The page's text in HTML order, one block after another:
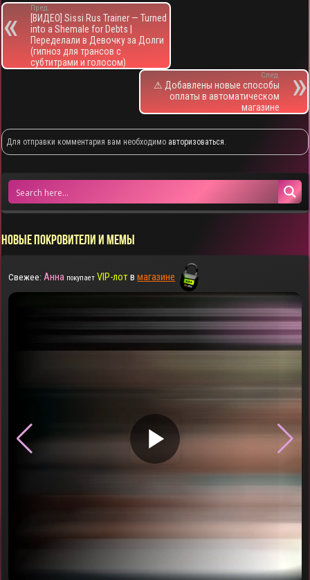
Пред.
[ВИДЕО] Sissi Rus Trainer — Turned
into a Shemale for Debts |
Переделали в Девочку за Долги
(гипноз для трансов с
субтитрами и голосом)
След.
⚠ Добавлены новые способы
оплаты в автоматическом
магазине
Для отправки комментария вам необходимо авторизоваться.
НОВЫЕ ПОКРОВИТЕЛИ И МЕМЫ
Свежее: Анна покупает VIP-лотвмагазине
▶